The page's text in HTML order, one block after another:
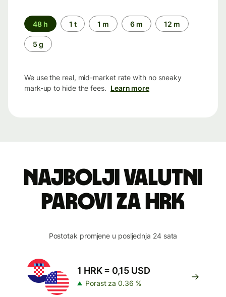
Time
period
48 h 1 t 1 m 6 m 12 m
5 g
We use the real, mid-market rate with no sneaky
mark-up to hide the fees. Learn more
Najbolji valutni
parovi za HRK
Postotak promjene u posljednja 24 sata
1 HRK = 0,15 USD
Porast za 0.36 %